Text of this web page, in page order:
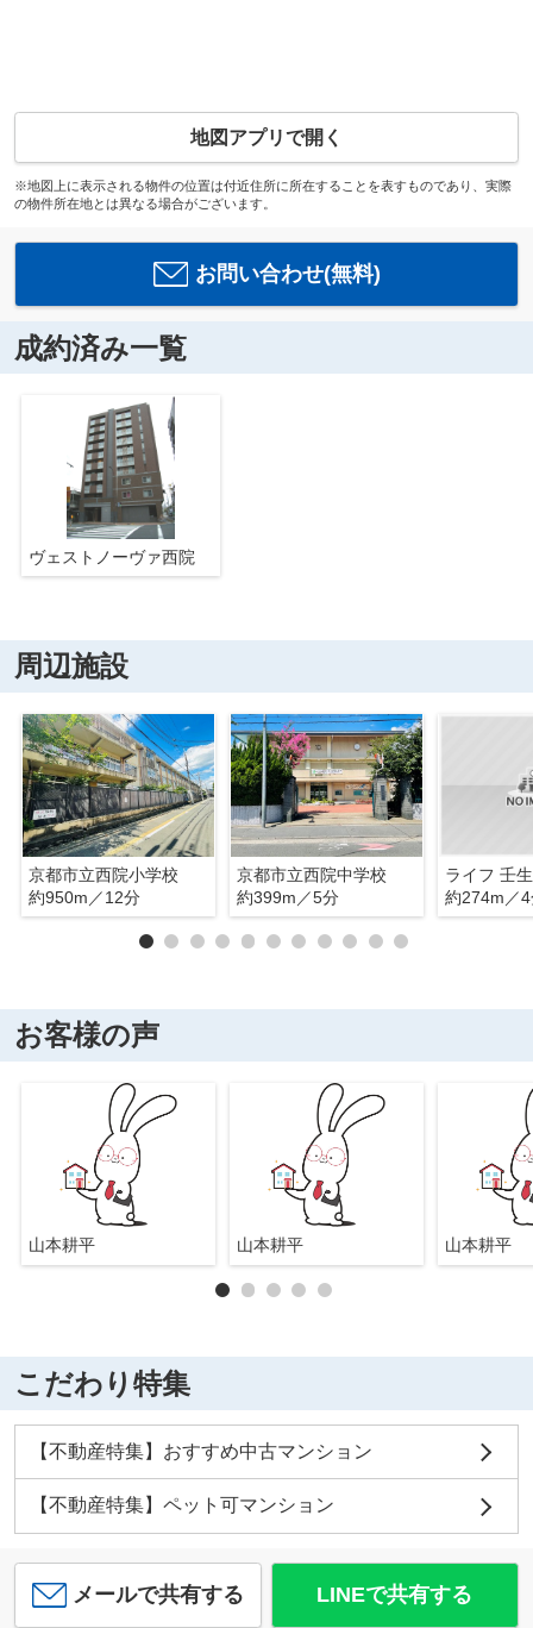
地図アプリで開く
※地図上に表示される物件の位置は付近住所に所在することを表すものであり、実際
の物件所在地とは異なる場合がございます。
お問い合わせ(無料)
成約済み一覧
ヴェストノーヴァ西院
周辺施設
京都市立西院小学校
約950m／12分
京都市立西院中学校
約399m／5分
ライフ 壬
約274m／
お客様の声
山本耕平 山本耕平 山本耕平
こだわり特集
【不動産特集】おすすめ中古マンション
【不動産特集】ペット可マンション
メールで共有する LINEで共有する